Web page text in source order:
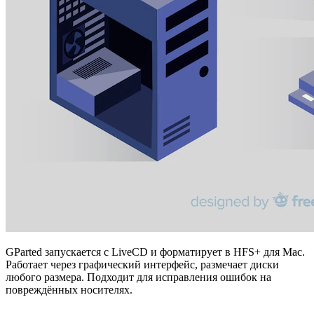
GParted запускается с LiveCD и форматирует в HFS+ для Mac.
Работает через графический интерфейс, размечает диски
любого размера. Подходит для исправления ошибок на
повреждённых носителях.